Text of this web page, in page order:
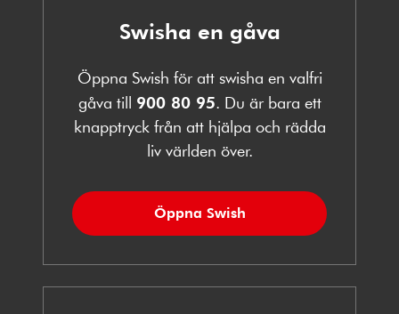
Swisha en gåva
Öppna Swish för att swisha en valfri
gåva till 900 80 95. Du är bara ett
knapptryck från att hjälpa och rädda
liv världen över.
Öppna Swish